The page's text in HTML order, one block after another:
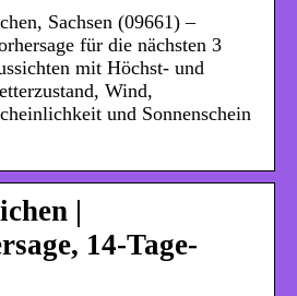
Sachsen (09661) –
für die nächsten 3
mit Höchst- und
Wind,
und Sonnenschein
|
14-Tage-